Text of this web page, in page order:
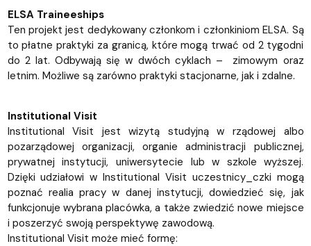
ELSA Traineeships
Ten projekt jest dedykowany członkom i członkiniom ELSA. Są
to płatne praktyki za granicą, które mogą trwać od 2 tygodni
do 2 lat. Odbywają się w dwóch cyklach – zimowym oraz
letnim. Możliwe są zarówno praktyki stacjonarne, jak i zdalne.
Institutional Visit
Institutional Visit jest wizytą studyjną w rządowej albo
pozarządowej organizacji, organie administracji publicznej,
prywatnej instytucji, uniwersytecie lub w szkole wyższej.
Dzięki udziałowi w Institutional Visit uczestnicy_czki mogą
poznać realia pracy w danej instytucji, dowiedzieć się, jak
funkcjonuje wybrana placówka, a także zwiedzić nowe miejsce
i poszerzyć swoją perspektywę zawodową.
Institutional Visit może mieć formę: